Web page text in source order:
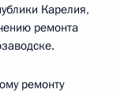
Карелия,
ремонта
ремонту